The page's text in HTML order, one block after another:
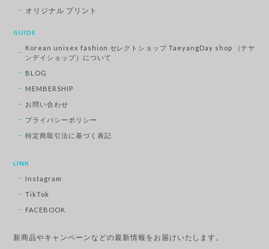
オリジナル プリント
GUIDE
Korean unisex fashion セレクトショップ TaeyangDay shop （テヤ
ンデイショップ）について
BLOG
MEMBERSHIP
お問い合わせ
プライバシーポリシー
特定商取引法に基づく表記
LINK
Instagram
TikTok
FACEBOOK
新商品やキャンペーンなどの最新情報をお届けいたします。